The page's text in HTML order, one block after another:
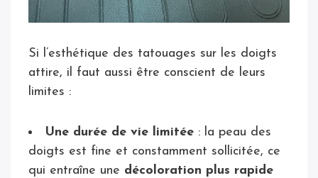
Si l’esthétique des tatouages sur les doigts
attire, il faut aussi être conscient de leurs
limites :
Une durée de vie limitée : la peau des
doigts est fine et constamment sollicitée, ce
qui entraîne une décoloration plus rapide